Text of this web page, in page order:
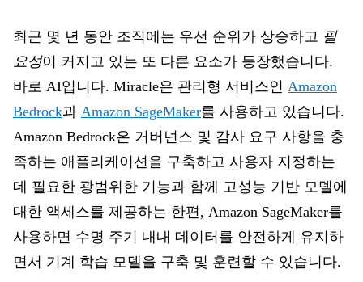
최근 몇 년 동안 조직에는 우선 순위가 상승하고 필
요성이 커지고 있는 또 다른 요소가 등장했습니다.
바로 AI입니다. Miracle은 관리형 서비스인 Amazon
Bedrock과 Amazon SageMaker를 사용하고 있습니다.
Amazon Bedrock은 거버넌스 및 감사 요구 사항을 충
족하는 애플리케이션을 구축하고 사용자 지정하는
데 필요한 광범위한 기능과 함께 고성능 기반 모델에
대한 액세스를 제공하는 한편, Amazon SageMaker를
사용하면 수명 주기 내내 데이터를 안전하게 유지하
면서 기계 학습 모델을 구축 및 훈련할 수 있습니다.